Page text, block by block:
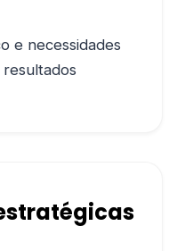
e necessidades